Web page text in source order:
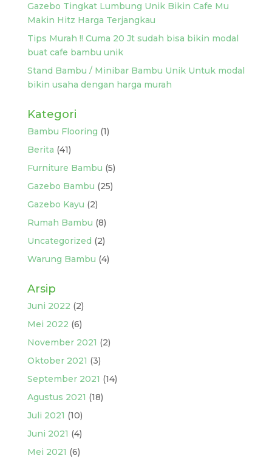
Gazebo Tingkat Lumbung Unik Bikin Cafe Mu
Makin Hitz Harga Terjangkau
Tips Murah !! Cuma 20 Jt sudah bisa bikin modal
buat cafe bambu unik
Stand Bambu / Minibar Bambu Unik Untuk modal
bikin usaha dengan harga murah
Kategori
Bambu Flooring (1)
Berita (41)
Furniture Bambu (5)
Gazebo Bambu (25)
Gazebo Kayu (2)
Rumah Bambu (8)
Uncategorized (2)
Warung Bambu (4)
Arsip
Juni 2022 (2)
Mei 2022 (6)
November 2021 (2)
Oktober 2021 (3)
September 2021 (14)
Agustus 2021 (18)
Juli 2021 (10)
Juni 2021 (4)
Mei 2021 (6)